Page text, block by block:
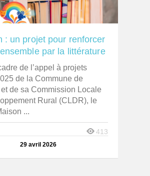
: un projet pour renforcer
par la littérature
de l’appel à projets
de la Commune de
de sa Commission Locale
Rural (CLDR), le
...
413
29 avril 2026